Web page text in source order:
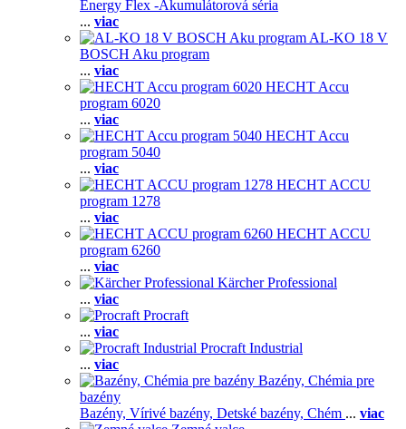
Energy Flex -Akumulátorová séria
... viac
AL-KO 18 V
BOSCH Aku program
... viac
HECHT Accu
program 6020
... viac
HECHT Accu
program 5040
... viac
HECHT ACCU
program 1278
... viac
HECHT ACCU
program 6260
... viac
Kärcher Professional
... viac
Procraft
... viac
Procraft Industrial
... viac
Bazény, Chémia pre
bazény
Bazény, Vírivé bazény, Detské bazény, Chém ... viac